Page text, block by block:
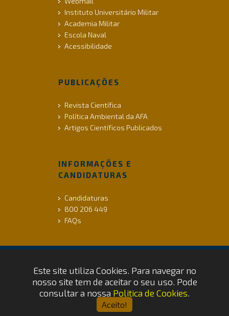
Instituto Universitário Militar
Academia Militar
Escola Naval
Acessibilidade
PUBLICAÇÕES
Revista Científica
Política Ambiental da AFA
Artigos Científicos Publicados
INFORMAÇÕES E
CANDIDATURAS
Candidaturas
800 206 449
FAQs
ACESSIBILIDADE |INFO LEGAL | COOKIES
Copyrights © 2026 by FAP - DCSI -
WEBTEAM
Este site utiliza Cookies. Para navegar no
nosso site tem de aceitar o seu uso. Pode
consultar a nossa Politica de Cookies.
Aceito!